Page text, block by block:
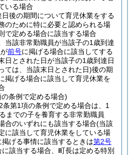
いる場合
後の期間について育児休業をする
のために特に必要と認められる場
で定める場合に該当する場合
当該非常勤職員が当該子の1歳到達
前号に掲げる場合に該当してする
日とされた日が当該子の1歳到達日
ては、当該末日とされた日)後の期
掲げる場合に該当して育児休業を
条例で定める場合)
条第1項の条例で定める場合は、1
までの子を養育する非常勤職員
合のいずれにも該当する場合(当該
に該当して育児休業をしている場
掲げる事情に該当するときは第2号
該当する場合、町長は定める特別